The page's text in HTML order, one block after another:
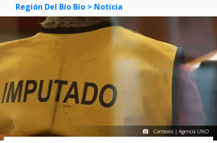
Región Del Bío Bío > Noticia
Contexto | Agencia UNO